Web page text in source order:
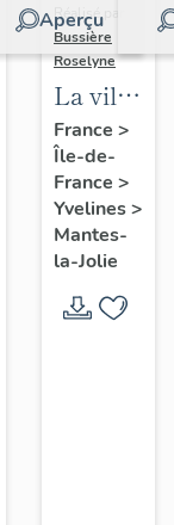
Aperçu
Réalisé par
Bussière
Roselyne
La ville
de
Mantes-
la-Jolie
France >
Île-de-
France >
Yvelines>
Mantes-
la-Jolie